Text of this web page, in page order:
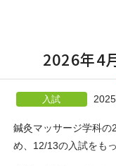
2026年4
入試
鍼灸マッサージ学科の
め、12/13の入試をも